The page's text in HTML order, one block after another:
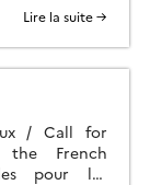
will close on
optical-
Lire la suite →
/ Call for
the French
pour les